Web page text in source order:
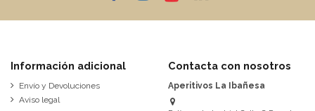
Información adicional
Envío y Devoluciones
Aviso legal
Contacta con nosotros
Aperitivos La Ibañesa